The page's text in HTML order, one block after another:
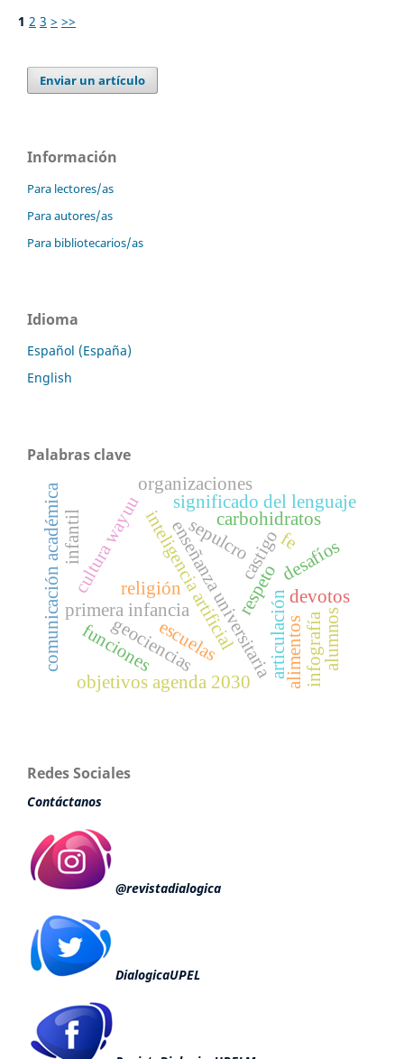
1 2 3 > >>
Enviar un artículo
Información
Para lectores/as
Para autores/as
Para bibliotecarios/as
Idioma
Español (España)
English
Palabras clave
inteligencia artificial
enseñanza universitaria
primera infancia articulación
significado del lenguaje
cultura wayuu fe
devotos
sepulcro
geociencias
comunicación académica respeto
castigo
religión
organizaciones
infantil carbohidratos
alimentos
objetivos agenda 2030 infografíaalumnos
escuelas
funciones
desafíos
Redes Sociales
Contáctanos
@revistadialogica
DialogicaUPEL